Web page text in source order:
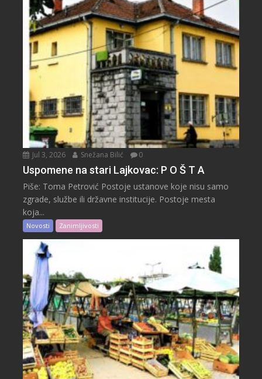
Jul 3, 2026 Snežana Bilić 0
Uspomene na stari Lajkovac: P O Š T A
Piše: Toma Petrović Postoje ustanove koje nisu samo
zgrade, službe ili državne institucije. Postoje mesta
koja...
Novosti Zanimljivosti